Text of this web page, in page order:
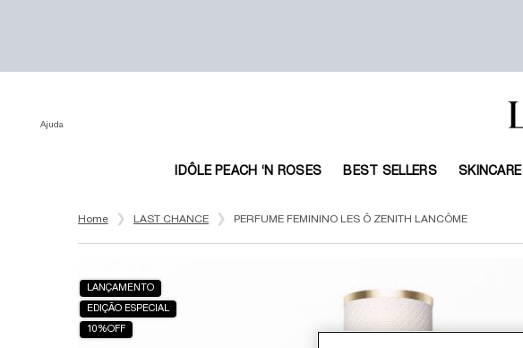
Ajuda
IDÔLE PEACH ‘N ROSES BEST SELLERS SKINCARE
Home
LAST CHANCE PERFUME FEMININO LES Ô ZENITH LANCÔME
LANÇAMENTO
EDIÇÃO ESPECIAL
10%OFF